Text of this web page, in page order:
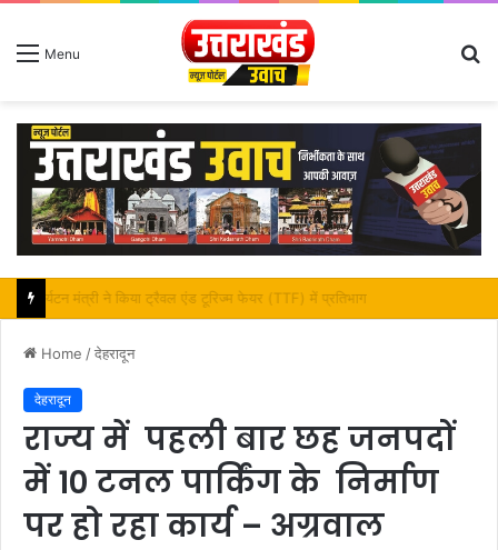
Menu
महापौर शंभू पासवान के जन्मदिवस पर क्षेत्र में विकास की सौगात
Home /देहरादून
देहरादून
राज्य में पहली बार छह जनपदों
में 10 टनल पार्किंग के निर्माण
पर हो रहा कार्य – अग्रवाल